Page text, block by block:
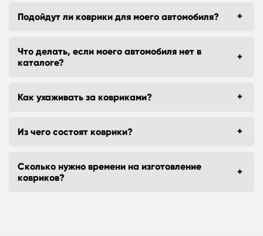
Подойдут ли коврики для моего автомобиля?
Что делать, если моего автомобиля нет в
каталоге?
Как ухаживать за ковриками?
Из чего состоят коврики?
Сколько нужно времени на изготовление
ковриков?